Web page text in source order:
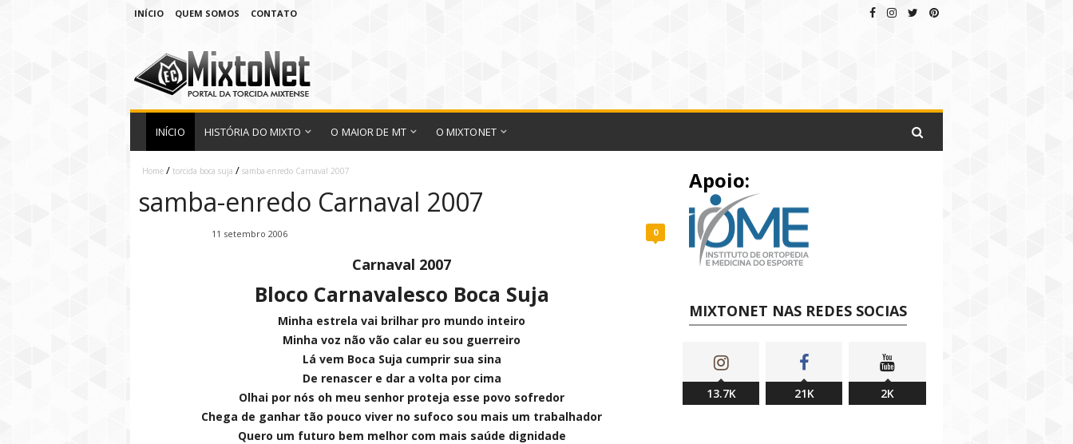
INÍCIO QUEM SOMOS CONTATO
INÍCIO HISTÓRIA DO MIXTO O MAIOR DE MT O MIXTONET
Home / torcida boca suja / samba-enredo Carnaval 2007
samba-enredo Carnaval 2007
11 setembro 2006 0
Carnaval 2007
Bloco Carnavalesco Boca Suja
Minha estrela vai brilhar pro mundo inteiro
Minha voz não vão calar eu sou guerreiro
Lá vem Boca Suja cumprir sua sina
De renascer e dar a volta por cima
Olhai por nós oh meu senhor proteja esse povo sofredor
Chega de ganhar tão pouco viver no sufoco sou mais um trabalhador
Quero um futuro bem melhor com mais saúde dignidade
Apoio:
MIXTONET NAS REDES SOCIAS
13.7K 21K 2K